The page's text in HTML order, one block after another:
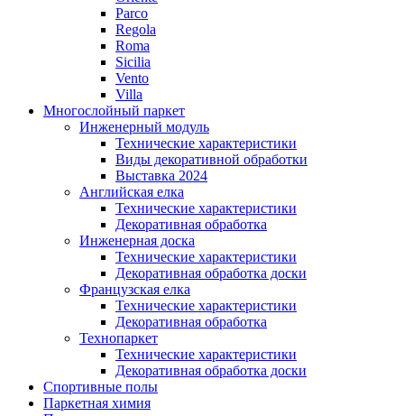
Parco
Regola
Roma
Sicilia
Vento
Villa
Многослойный паркет
Инженерный модуль
Технические характеристики
Виды декоративной обработки
Выставка 2024
Английская елка
Технические характеристики
Декоративная обработка
Инженерная доска
Технические характеристики
Декоративная обработка доски
Французская елка
Технические характеристики
Декоративная обработка
Технопаркет
Технические характеристики
Декоративная обработка доски
Спортивные полы
Паркетная химия